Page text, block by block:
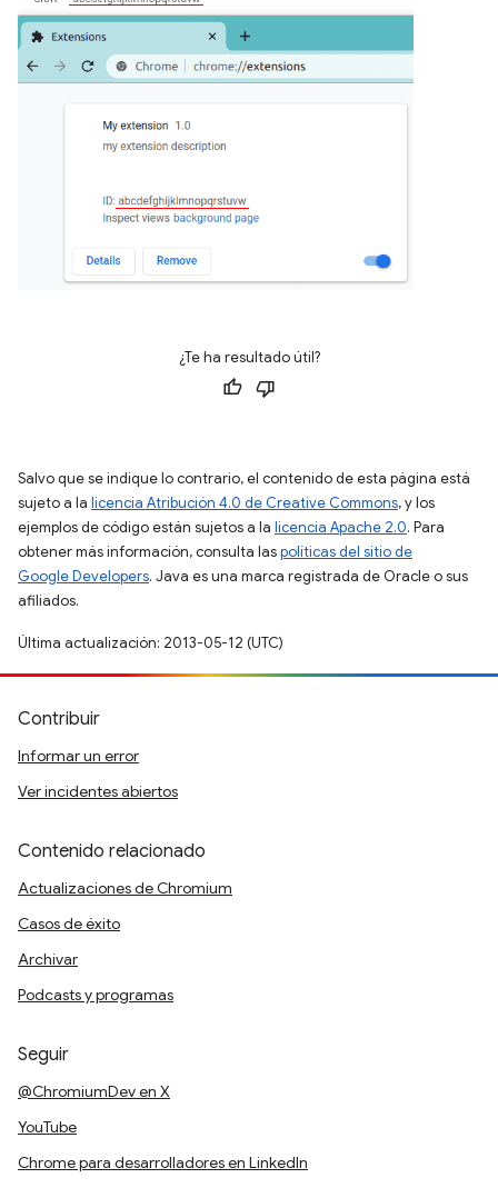
¿Te ha resultado útil?
Salvo que se indique lo contrario, el contenido de esta página está
sujeto a la licencia Atribución 4.0 de Creative Commons, y los
ejemplos de código están sujetos a la licencia Apache 2.0. Para
obtener más información, consulta laspolíticas del sitio de
Google Developers. Java es una marca registrada de Oracle o sus
afiliados.
Última actualización: 2013-05-12 (UTC)
Contribuir
Informar un error
Ver incidentes abiertos
Contenido relacionado
Actualizaciones de Chromium
Casos de éxito
Archivar
Podcasts y programas
Seguir
@ChromiumDev en X
YouTube
Chrome para desarrolladores en LinkedIn